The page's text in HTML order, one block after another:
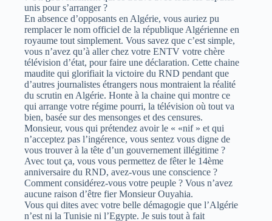
unis pour s’arranger ?
En absence d’opposants en Algérie, vous auriez pu
remplacer le nom officiel de la république Algérienne en
royaume tout simplement. Vous savez que c’est simple,
vous n’avez qu’à aller chez votre ENTV votre chère
télévision d’état, pour faire une déclaration. Cette chaine
maudite qui glorifiait la victoire du RND pendant que
d’autres journalistes étrangers nous montraient la réalité
du scrutin en Algérie. Honte à la chaine qui montre ce
qui arrange votre régime pourri, la télévision où tout va
bien, basée sur des mensonges et des censures.
Monsieur, vous qui prétendez avoir le « «nif » et qui
n’acceptez pas l’ingérence, vous sentez vous digne de
vous trouver à la tête d’un gouvernement illégitime ?
Avec tout ça, vous vous permettez de fêter le 14ème
anniversaire du RND, avez-vous une conscience ?
Comment considérez-vous votre peuple ? Vous n’avez
aucune raison d’être fier Monsieur Ouyahia.
Vous qui dites avec votre belle démagogie que l’Algérie
n’est ni la Tunisie ni l’Egypte. Je suis tout à fait